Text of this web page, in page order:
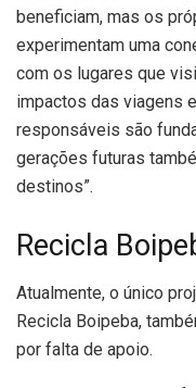
beneficiam, mas os
experimentam uma
com os lugares que
impactos das viagens
responsáveis são
gerações futuras
destinos”.
Recicla
Atualmente, o único
Recicla Boipeba,
por falta de apoio.